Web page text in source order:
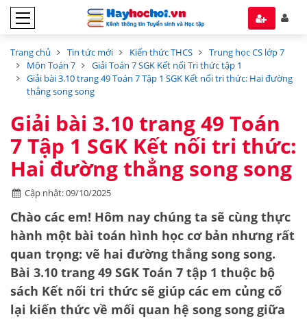
Trang chủ Tin tức mới Kiến thức THCS
Trung học CS lớp 7
Môn Toán 7
Giải Toán 7 SGK Kết nối Tri thức tập 1
Giải bài 3.10 trang 49 Toán 7 Tập 1 SGK Kết nối tri thức: Hai đường
thẳng song song
Giải bài 3.10 trang 49 Toán
7 Tập 1 SGK Kết nối tri thức:
Hai đường thẳng song song
Cập nhật: 09/10/2025
Chào các em! Hôm nay chúng ta sẽ cùng thực
hành một bài toán hình học cơ bản nhưng rất
quan trọng: vẽ hai đường thẳng song song.
Bài 3.10 trang 49 SGK Toán 7 tập 1 thuộc bộ
sách Kết nối tri thức sẽ giúp các em củng cố
lại kiến thức về mối quan hệ song song giữa